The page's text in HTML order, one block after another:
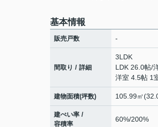
基本情報
販売戸数 -
間取り / 詳細
3LDK
LDK 26.0帖/
洋室 4.5帖 1
建物面積(坪数) 105.99㎡
建ぺい率 /
容積率
60%/200%